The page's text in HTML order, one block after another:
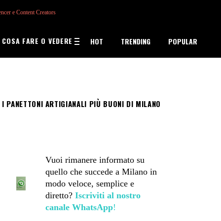
e Content Creators
COSA FARE O VEDERE HOT TRENDING POPULAR
I PANETTONI ARTIGIANALI PIÙ BUONI DI MILANO
Vuoi rimanere informato su
quello che succede a Milano in
modo veloce, semplice e
diretto? Iscriviti al nostro
canale WhatsApp!